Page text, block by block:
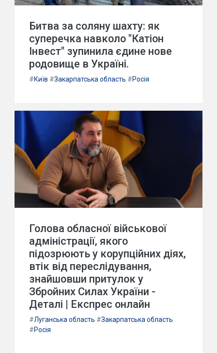
Битва за соляну шахту: як
суперечка навколо "Катіон
Інвест" зупинила єдине нове
родовище в Україні.
#Київ #Закарпатська область #Росія
Голова обласної військової
адміністрації, якого
підозрюють у корупційних діях,
втік від переслідування,
знайшовши притулок у
Збройних Силах України -
Деталі | Експрес онлайн
#Луганська область #Закарпатська область
#Росія